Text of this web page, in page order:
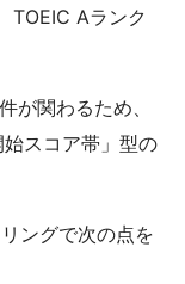
TOEIC Aランク
が関わるため、
スコア帯」型の
ングで次の点を